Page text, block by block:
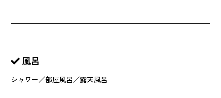
風呂
シャワー／部屋風呂／露天風呂